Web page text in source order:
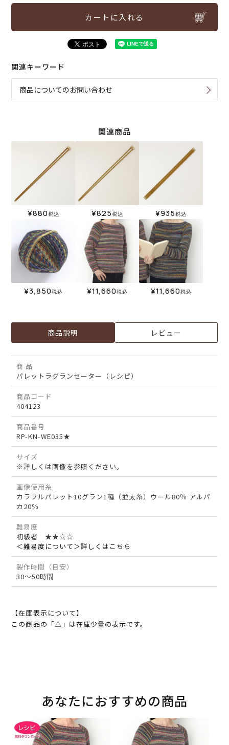
カートに入れる
関連キーワード
商品についてのお問い合わせ
関連商品
¥880税込 ¥825税込 ¥935税込
¥3,850税込 ¥11,660税込 ¥11,660税込
商品説明 レビュー
商 品
パレットラグランセーター（レシピ）
商品コード
404123
商品番号
RP-KN-WE035★
サイズ
※詳しくは画像を参照ください。
画像使用糸
カラフルパレット10グラン1種（並太糸）ウール80％ アルパ
カ20％
難易度
初級者 ★★☆☆
＜難易度について＞詳しくはこちら
製作時間（目安）
30～50時間
【在庫表示について】
この商品の「△」は在庫少量の表示です。
あなたにおすすめの商品